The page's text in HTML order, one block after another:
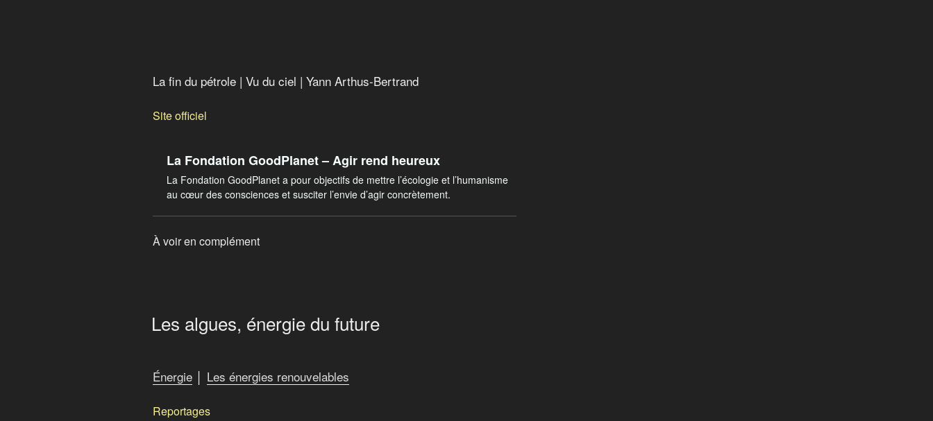
La fin du pétrole | Vu du ciel | Yann Arthus-Bertrand
Site officiel
La Fondation GoodPlanet – Agir rend heureux
La Fondation GoodPlanet a pour objectifs de mettre l’écologie et l’humanisme
au cœur des consciences et susciter l’envie d’agir concrètement.
À voir en complément
Les algues, énergie du future
Énergie │ Les énergies renouvelables
Reportages